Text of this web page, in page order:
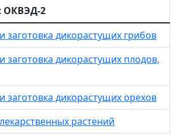
ОКВЭД-2
заготовка дикорастущих грибов
заготовка дикорастущих плодов,
заготовка дикорастущих орехов
растений